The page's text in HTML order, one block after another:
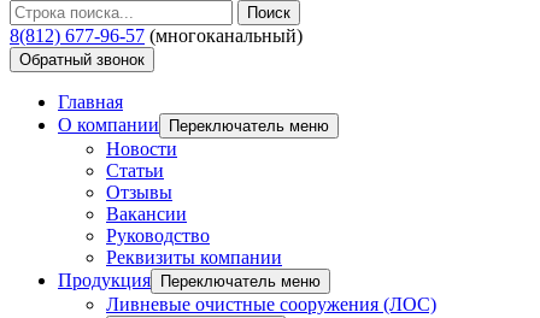
Поиск
8(812) 677-96-57 (многоканальный)
Обратный звонок
Главная
О компании
Переключатель меню
Новости
Статьи
Отзывы
Вакансии
Руководство
Реквизиты компании
Продукция
Переключатель меню
Ливневые очистные сооружения (ЛОС)